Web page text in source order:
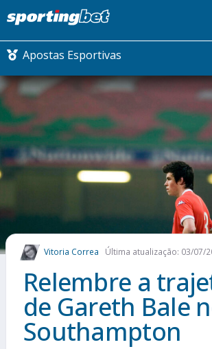
Apostas Esportivas
CONMEBOL LIBERTADORES
FUTEBOL NACIONAL
FUTEBOL INTERNACIONAL
COMO APOSTAR
MAIS ESPORTES
Vitoria Correa Última atualização: 03/07/
Relembre a
de Gareth Bale
Southampton